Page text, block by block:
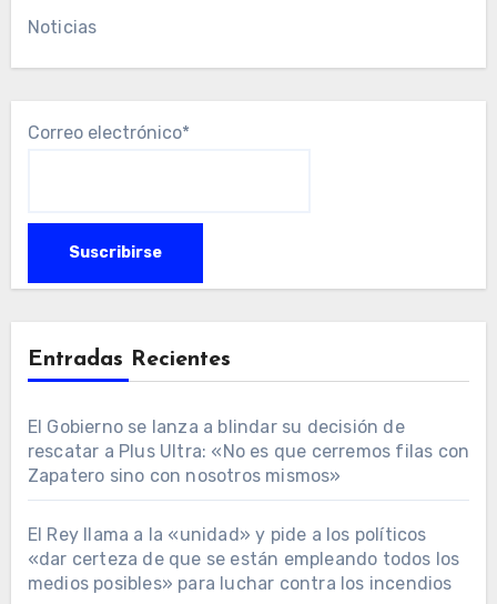
Noticias
Correo electrónico*
Entradas Recientes
El Gobierno se lanza a blindar su decisión de
rescatar a Plus Ultra: «No es que cerremos filas con
Zapatero sino con nosotros mismos»
El Rey llama a la «unidad» y pide a los políticos
«dar certeza de que se están empleando todos los
medios posibles» para luchar contra los incendios